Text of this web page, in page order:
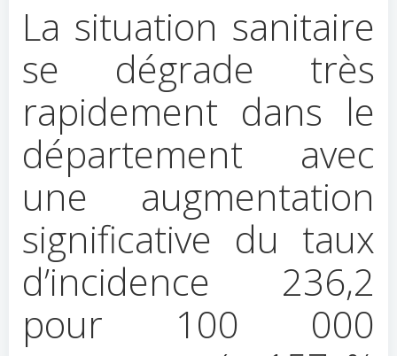
La situation sanitaire
se dégrade très
rapidement dans le
département avec
une augmentation
significative du taux
d’incidence 236,2
pour 100 000